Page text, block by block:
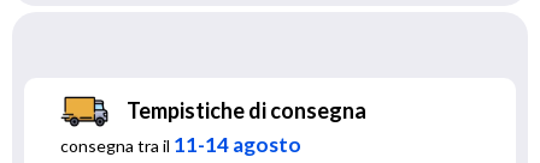
Tempistiche di consegna
consegna tra il 11-14 agosto